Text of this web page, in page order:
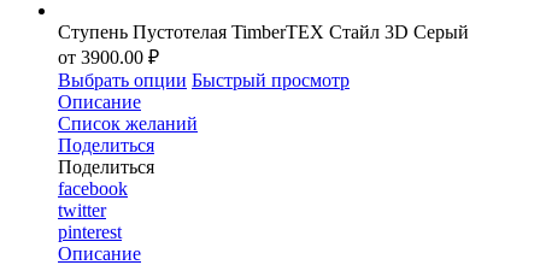
Ступень Пустотелая TimberTEX Стайл 3D Серый
от 3900.00 ₽
Выбрать опции Быстрый просмотр
Описание
Список желаний
Поделиться
Поделиться
facebook
twitter
pinterest
Описание